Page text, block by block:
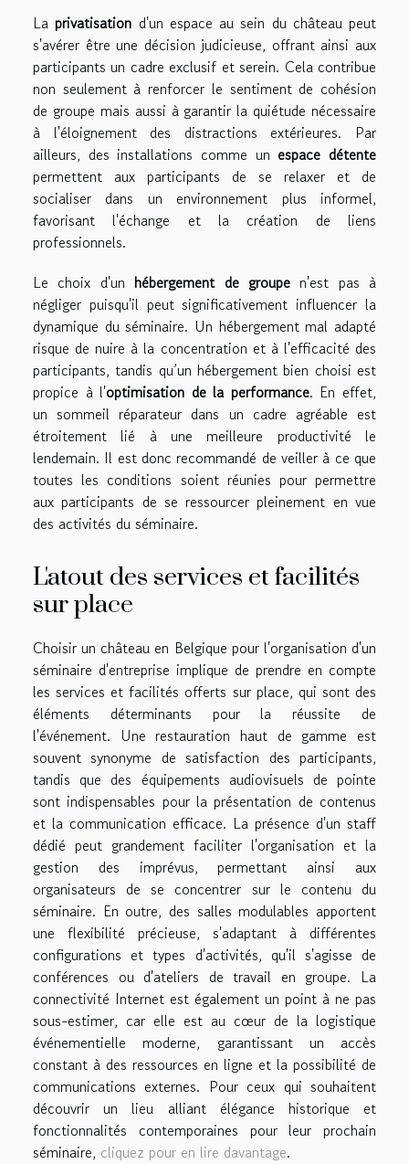
Laprivatisation d'un espace au sein du château peut
s'avérer être une décision judicieuse, offrant ainsi aux
participants un cadre exclusif et serein. Cela contribue
non seulement à renforcer le sentiment de cohésion
de groupe mais aussi à garantir la quiétude nécessaire
à l'éloignement des distractions extérieures. Par
ailleurs, des installations comme un espace détente
permettent aux participants de se relaxer et de
socialiser dans un environnement plus informel,
favorisant l'échange et la création de liens
professionnels.
Le choix d'unhébergement de groupen'est pas à
négliger puisqu'il peut significativement influencer la
dynamique du séminaire. Un hébergement mal adapté
risque de nuire à la concentration et à l'efficacité des
participants, tandis qu’un hébergement bien choisi est
propice à l'optimisation de la performance. En effet,
un sommeil réparateur dans un cadre agréable est
étroitement lié à une meilleure productivité le
lendemain. Il est donc recommandé de veiller à ce que
toutes les conditions soient réunies pour permettre
aux participants de se ressourcer pleinement en vue
des activités du séminaire.
L'atout des services et facilités
sur place
Choisir un château en Belgique pour l'organisation d'un
séminaire d'entreprise implique de prendre en compte
les services et facilités offerts sur place, qui sont des
éléments déterminants pour la réussite de
l'événement. Une restauration haut de gamme est
souvent synonyme de satisfaction des participants,
tandis que des équipements audiovisuels de pointe
sont indispensables pour la présentation de contenus
et la communication efficace. La présence d'un staff
dédié peut grandement faciliter l'organisation et la
gestion des imprévus, permettant ainsi aux
organisateurs de se concentrer sur le contenu du
séminaire. En outre, des salles modulables apportent
une flexibilité précieuse, s'adaptant à différentes
configurations et types d'activités, qu'il s'agisse de
conférences ou d'ateliers de travail en groupe. La
connectivité Internet est également un point à ne pas
sous-estimer, car elle est au cœur de la logistique
événementielle moderne, garantissant un accès
constant à des ressources en ligne et la possibilité de
communications externes. Pour ceux qui souhaitent
découvrir un lieu alliant élégance historique et
fonctionnalités contemporaines pour leur prochain
séminaire, cliquez pour en lire davantage.